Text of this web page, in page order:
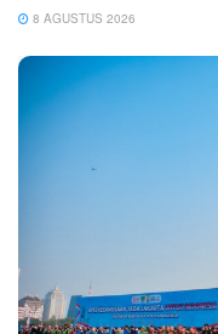
8 AGUSTUS 2026